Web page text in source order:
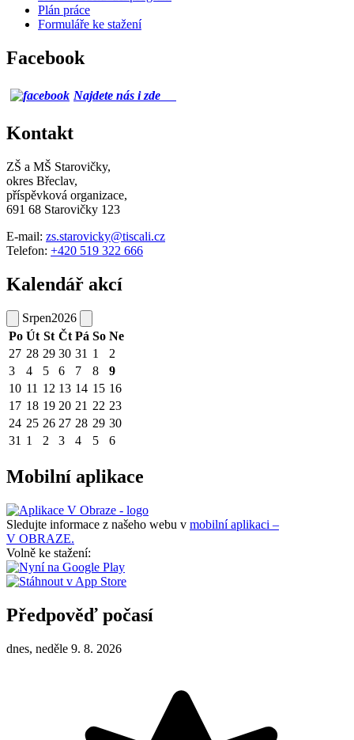
Plán práce
Formuláře ke stažení
Facebook
Najdete nás i zde
Kontakt
ZŠ a MŠ Starovičky,
okres Břeclav,
příspěvková organizace,
691 68 Starovičky 123
E-mail: zs.starovicky@tiscali.cz
Telefon: +420 519 322 666
Kalendář akcí
Srpen2026
Po Út St Čt Pá So Ne
27 28 29 30 31 1
2
3
4 5 6 7 8
9
10 11 12 13 14 15 16
17 18 19 20 21 22 23
24 25 26 27 28 29 30
31 1 2 3 4 5 6
Mobilní aplikace
Sledujte informace z našeho webu v mobilní aplikaci –
V OBRAZE.
Volně ke stažení:
Předpověď počasí
dnes, neděle 9. 8. 2026